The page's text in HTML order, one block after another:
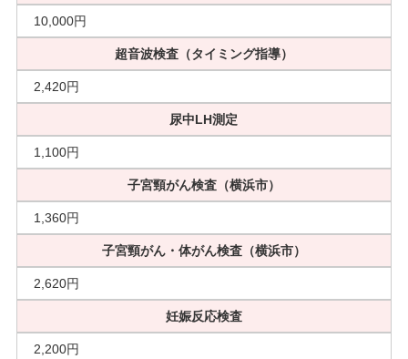
10,000円
超音波検査（タイミング指導）
2,420円
尿中LH測定
1,100円
子宮頸がん検査（横浜市）
1,360円
子宮頸がん・体がん検査（横浜市）
2,620円
妊娠反応検査
2,200円